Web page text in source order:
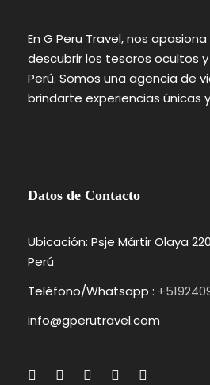
En G Peru Travel, nos
descubrir los tesoros ocultos
Perú. Somos una agencia de
brindarte experiencias únicas
Datos de Contacto
Ubicación: Psje Mártir Olaya
Perú
Teléfono/Whatsapp :
info@gperutravel.com